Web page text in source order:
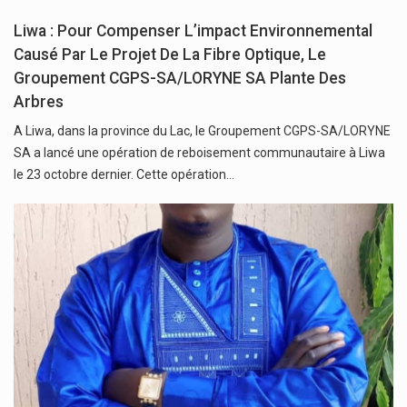
Liwa : Pour Compenser L’impact Environnemental
Causé Par Le Projet De La Fibre Optique, Le
Groupement CGPS-SA/LORYNE SA Plante Des
Arbres
A Liwa, dans la province du Lac, le Groupement CGPS-SA/LORYNE
SA a lancé une opération de reboisement communautaire à Liwa
le 23 octobre dernier. Cette opération…